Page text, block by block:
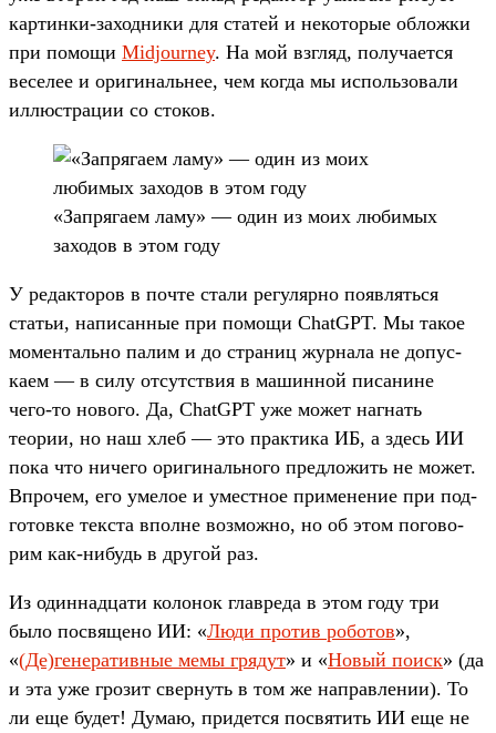
кар­тинки‑заход­ники для ста­тей и некото­рые обложки
при помощи Midjourney. На мой взгляд, получа­ется
веселее и ори­гиналь­нее, чем ког­да мы исполь­зовали
иллюс­тра­ции со сто­ков.
«Зап­ряга­ем ламу» — один из моих любимых
заходов в этом году
У редак­торов в поч­те ста­ли регуляр­но появ­лять­ся
статьи, написан­ные при помощи ChatGPT. Мы такое
момен­таль­но палим и до стра­ниц жур­нала не допус­
каем — в силу отсутс­твия в машин­ной писани­не
чего‑то нового. Да, ChatGPT уже может наг­нать
теории, но наш хлеб — это прак­тика ИБ, а здесь ИИ
пока что ничего ори­гиналь­ного пред­ложить не может.
Впро­чем, его уме­лое и умес­тное при­мене­ние при под­
готов­ке тек­ста впол­не воз­можно, но об этом погово­
рим как‑нибудь в дру­гой раз.
Из один­надца­ти колонок глав­реда в этом году три
было пос­вящено ИИ: «Лю­ди про­тив роботов»,
«(Де)генера­тив­ные мемы гря­дут» и «Но­вый поиск» (да
и эта уже гро­зит свер­нуть в том же нап­равле­нии). То
ли еще будет! Думаю, при­дет­ся пос­вятить ИИ еще не